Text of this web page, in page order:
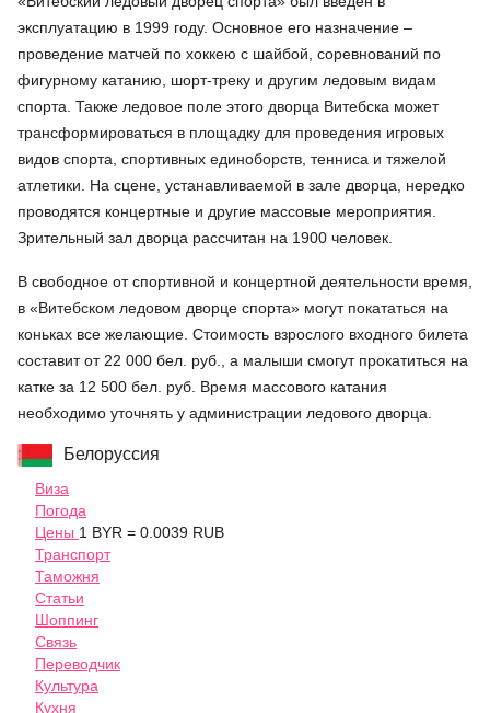
эксплуатацию в 1999 году. Основное его назначение –
проведение матчей по хоккею с шайбой, соревнований по
фигурному катанию, шорт-треку и другим ледовым видам
спорта. Также ледовое поле этого дворца Витебска может
трансформироваться в площадку для проведения игровых
видов спорта, спортивных единоборств, тенниса и тяжелой
атлетики. На сцене, устанавливаемой в зале дворца, нередко
проводятся концертные и другие массовые мероприятия.
Зрительный зал дворца рассчитан на 1900 человек.
В свободное от спортивной и концертной деятельности время,
в «Витебском ледовом дворце спорта» могут покататься на
коньках все желающие. Стоимость взрослого входного билета
составит от 22 000 бел. руб., а малыши смогут прокатиться на
катке за 12 500 бел. руб. Время массового катания
необходимо уточнять у администрации ледового дворца.
Белоруссия
Виза
Погода
Цены 1 BYR = 0.0039 RUB
Транспорт
Таможня
Статьи
Шоппинг
Связь
Переводчик
Культура
Кухня